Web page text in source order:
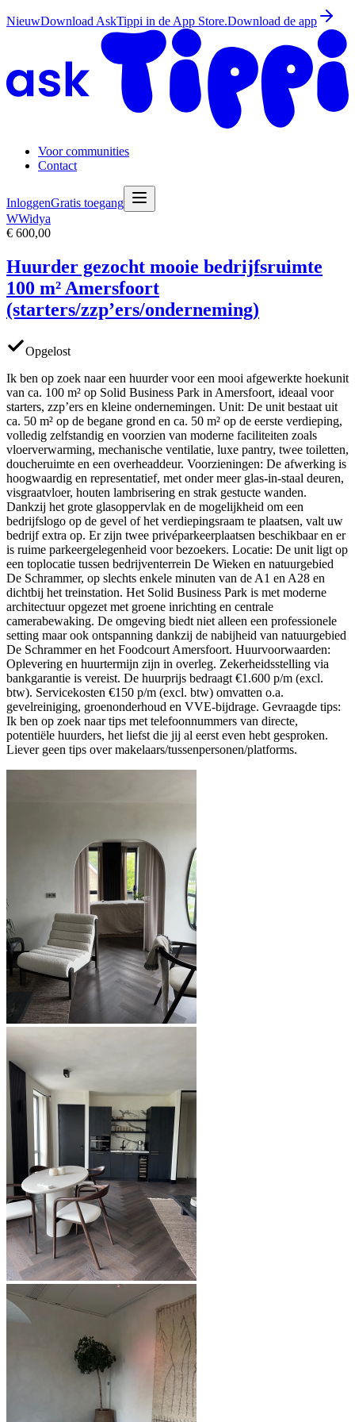
NieuwDownload AskTippi in de App Store.Download de app
Voor communities
Contact
InloggenGratis toegang
WWidya
€ 600,00
Huurder gezocht mooie bedrijfsruimte
100 m² Amersfoort
(starters/zzp’ers/onderneming)
Opgelost
Ik ben op zoek naar een huurder voor een mooi afgewerkte hoekunit
van ca. 100 m² op Solid Business Park in Amersfoort, ideaal voor
starters, zzp’ers en kleine ondernemingen. Unit: De unit bestaat uit
ca. 50 m² op de begane grond en ca. 50 m² op de eerste verdieping,
volledig zelfstandig en voorzien van moderne faciliteiten zoals
vloerverwarming, mechanische ventilatie, luxe pantry, twee toiletten,
doucheruimte en een overheaddeur. Voorzieningen: De afwerking is
hoogwaardig en representatief, met onder meer glas-in-staal deuren,
visgraatvloer, houten lambrisering en strak gestucte wanden.
Dankzij het grote glasoppervlak en de mogelijkheid om een
bedrijfslogo op de gevel of het verdiepingsraam te plaatsen, valt uw
bedrijf extra op. Er zijn twee privéparkeerplaatsen beschikbaar en er
is ruime parkeergelegenheid voor bezoekers. Locatie: De unit ligt op
een toplocatie tussen bedrijventerrein De Wieken en natuurgebied
De Schrammer, op slechts enkele minuten van de A1 en A28 en
dichtbij het treinstation. Het Solid Business Park is met moderne
architectuur opgezet met groene inrichting en centrale
camerabewaking. De omgeving biedt niet alleen een professionele
setting maar ook ontspanning dankzij de nabijheid van natuurgebied
De Schrammer en het Foodcourt Amersfoort. Huurvoorwaarden:
Oplevering en huurtermijn zijn in overleg. Zekerheidsstelling via
bankgarantie is vereist. De huurprijs bedraagt €1.600 p/m (excl.
btw). Servicekosten €150 p/m (excl. btw) omvatten o.a.
gevelreiniging, groenonderhoud en VVE-bijdrage. Gevraagde tips:
Ik ben op zoek naar tips met telefoonnummers van directe,
potentiële huurders, het liefst die jij al eerst even hebt gesproken.
Liever geen tips over makelaars/tussenpersonen/platforms.